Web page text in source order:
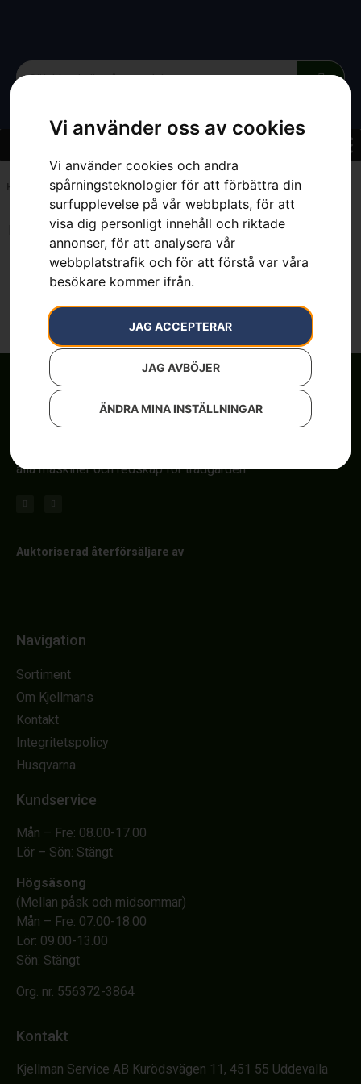
Vi använder oss av cookies
Vi använder cookies och andra
spårningsteknologier för att förbättra din
surfupplevelse på vår webbplats, för att
visa dig personligt innehåll och riktade
annonser, för att analysera vår
webbplatstrafik och för att förstå var våra
besökare kommer ifrån.
JAG ACCEPTERAR
JAG AVBÖJER
ÄNDRA MINA INSTÄLLNINGAR
Hem 7.5 Ah
Inga resultat.
Om röjsågar, automower och åkgräsklippare i Uddevalla.
alla maskiner och redskap för trädgården.
Auktoriserad återförsäljare av
Navigation
Sortiment
Om Kjellmans
Kontakt
Integritetspolicy
Husqvarna
Kundservice
Mån – Fre: 08.00-17.00
Lör – Sön: Stängt
Högsäsong
(Mellan påsk och midsommar)
Mån – Fre: 07.00-18.00
Lör: 09.00-13.00
Sön: Stängt
Org. nr. 556372-3864
Kontakt
Kjellman Service AB Kurödsvägen 11, 451 55 Uddevalla